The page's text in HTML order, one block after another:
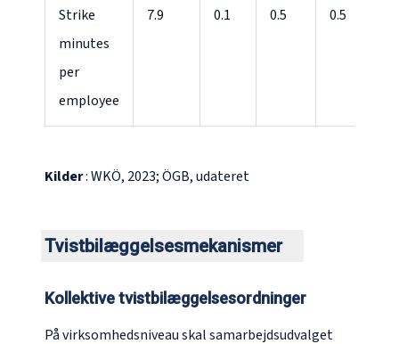
Strike
minutes
per
employee
7.9 0.1 0.5 0.5
Kilder: WKÖ, 2023; ÖGB, udateret
Tvistbilæggelsesmekanismer
Kollektive tvistbilæggelsesordninger
På virksomhedsniveau skal samarbejdsudvalget